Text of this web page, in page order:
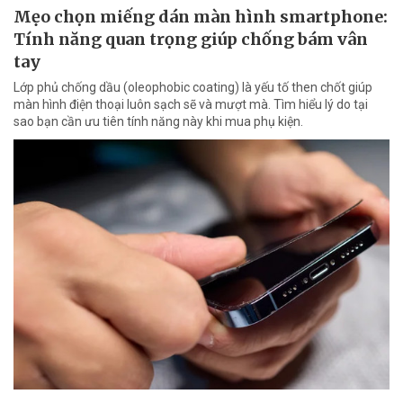
Mẹo chọn miếng dán màn hình smartphone:
Tính năng quan trọng giúp chống bám vân
tay
Lớp phủ chống dầu (oleophobic coating) là yếu tố then chốt giúp
màn hình điện thoại luôn sạch sẽ và mượt mà. Tìm hiểu lý do tại
sao bạn cần ưu tiên tính năng này khi mua phụ kiện.